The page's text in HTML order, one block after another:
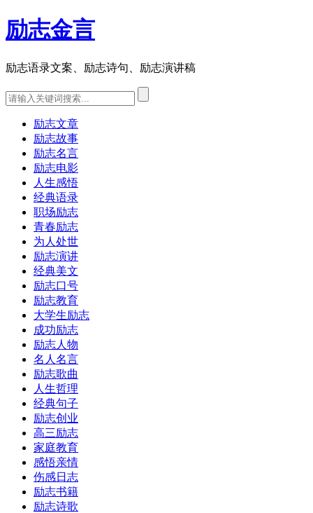
励志金言
励志语录文案、励志诗句、励志演讲稿
励志文章
励志故事
励志名言
励志电影
人生感悟
经典语录
职场励志
青春励志
为人处世
励志演讲
经典美文
励志口号
励志教育
大学生励志
成功励志
励志人物
名人名言
励志歌曲
人生哲理
经典句子
励志创业
高三励志
家庭教育
感悟亲情
伤感日志
励志书籍
励志诗歌